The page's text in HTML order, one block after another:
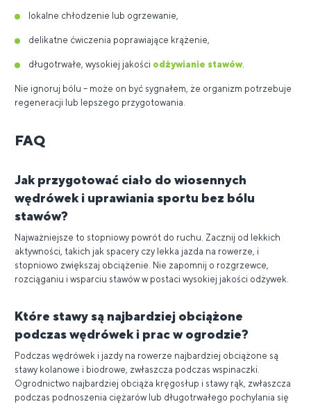
lokalne chłodzenie lub ogrzewanie,
delikatne ćwiczenia poprawiające krążenie,
długotrwałe, wysokiej jakości odżywianie stawów.
Nie ignoruj ​​bólu – może on być sygnałem, że organizm potrzebuje
regeneracji lub lepszego przygotowania.
FAQ
Jak przygotować ciało do wiosennych
wędrówek i uprawiania sportu bez bólu
stawów?
Najważniejsze to stopniowy powrót do ruchu. Zacznij od lekkich
aktywności, takich jak spacery czy lekka jazda na rowerze, i
stopniowo zwiększaj obciążenie. Nie zapomnij o rozgrzewce,
rozciąganiu i wsparciu stawów w postaci wysokiej jakości odżywek.
Które stawy są najbardziej obciążone
podczas wędrówek i prac w ogrodzie?
Podczas wędrówek i jazdy na rowerze najbardziej obciążone są
stawy kolanowe i biodrowe, zwłaszcza podczas wspinaczki.
Ogrodnictwo najbardziej obciąża kręgosłup i stawy rąk, zwłaszcza
podczas podnoszenia ciężarów lub długotrwałego pochylania się